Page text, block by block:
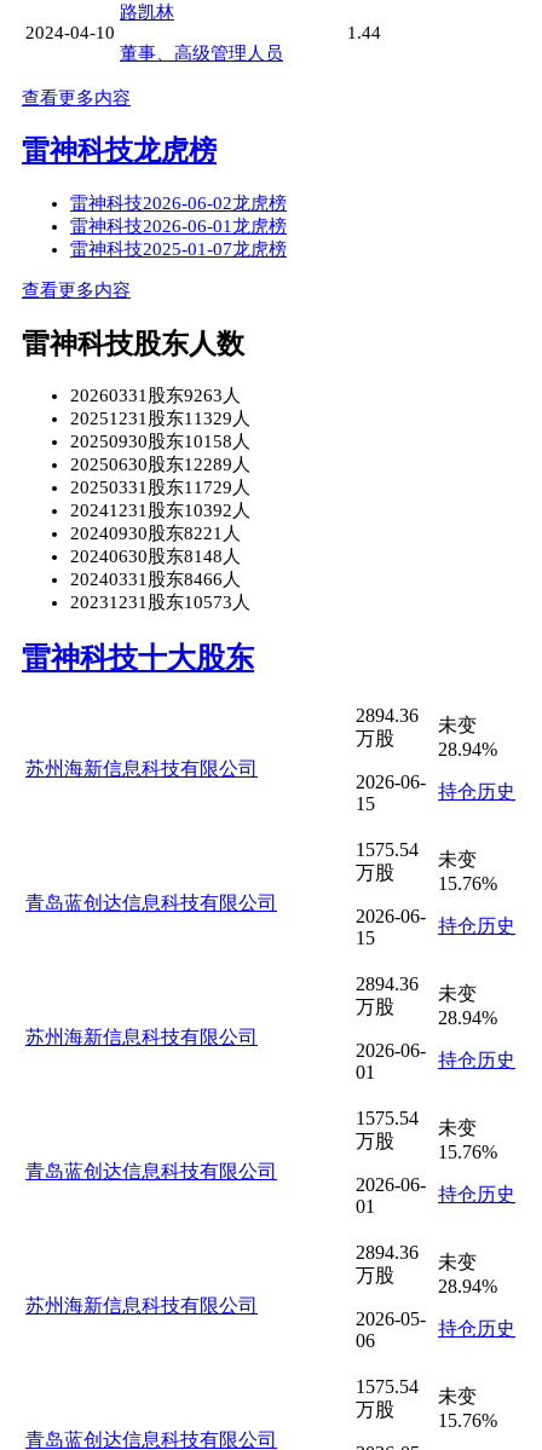
2024-04-10
路凯林
董事、高级管理人员
1.44
查看更多内容
雷神科技龙虎榜
雷神科技2026-06-02龙虎榜
雷神科技2026-06-01龙虎榜
雷神科技2025-01-07龙虎榜
查看更多内容
雷神科技股东人数
20260331股东9263人
20251231股东11329人
20250930股东10158人
20250630股东12289人
20250331股东11729人
20241231股东10392人
20240930股东8221人
20240630股东8148人
20240331股东8466人
20231231股东10573人
雷神科技十大股东
苏州海新信息科技有限公司
2894.36
万股
2026-06-
15
未变
28.94%
持仓历史
青岛蓝创达信息科技有限公司
1575.54
万股
2026-06-
15
未变
15.76%
持仓历史
苏州海新信息科技有限公司
2894.36
万股
2026-06-
01
未变
28.94%
持仓历史
青岛蓝创达信息科技有限公司
1575.54
万股
2026-06-
01
未变
15.76%
持仓历史
苏州海新信息科技有限公司
2894.36
万股
2026-05-
06
未变
28.94%
持仓历史
青岛蓝创达信息科技有限公司
1575.54
万股
未变
15.76%